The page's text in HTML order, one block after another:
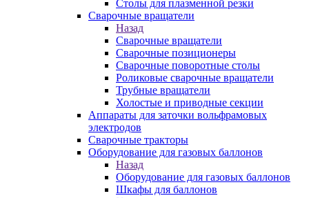
Столы для плазменной резки
Сварочные вращатели
Назад
Сварочные вращатели
Сварочные позиционеры
Сварочные поворотные столы
Роликовые сварочные вращатели
Трубные вращатели
Холостые и приводные секции
Аппараты для заточки вольфрамовых
электродов
Сварочные тракторы
Оборудование для газовых баллонов
Назад
Оборудование для газовых баллонов
Шкафы для баллонов